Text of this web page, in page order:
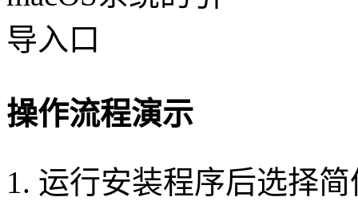
导入口
操作流程演示
1. 运行安装程序后选择